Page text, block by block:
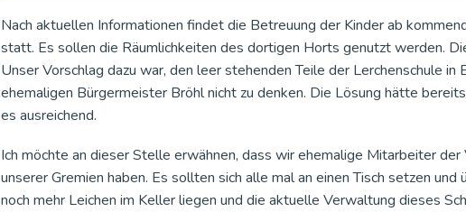
Nach aktuellen Informationen findet die Betreuung der Kinder ab
statt. Es sollen die Räumlichkeiten des dortigen Horts genutzt werden.
Unser Vorschlag dazu war, den leer stehenden Teile der Lerchenschule
ehemaligen Bürgermeister Bröhl nicht zu denken. Die Lösung hätte
es ausreichend.
Ich möchte an dieser Stelle erwähnen, dass wir ehemalige Mitarbeiter
unserer Gremien haben. Es sollten sich alle mal an einen Tisch setzen
noch mehr Leichen im Keller liegen und die aktuelle Verwaltung dieses